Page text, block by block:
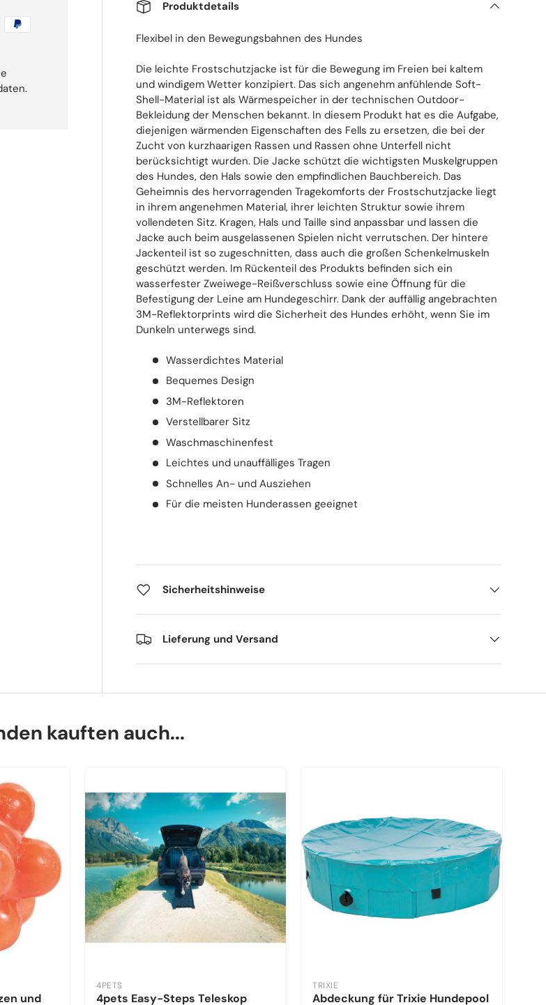
Produktdetails
Flexibel in den Bewegungsbahnen des Hundes
Die leichte Frostschutzjacke ist für die Bewegung im Freien bei kaltem
und windigem Wetter konzipiert. Das sich angenehm anfühlende Soft-
Shell-Material ist als Wärmespeicher in der technischen Outdoor-
Bekleidung der Menschen bekannt. In diesem Produkt hat es die Aufgabe,
diejenigen wärmenden Eigenschaften des Fells zu ersetzen, die bei der
Zucht von kurzhaarigen Rassen und Rassen ohne Unterfell nicht
berücksichtigt wurden. Die Jacke schützt die wichtigsten Muskelgruppen
des Hundes, den Hals sowie den empfindlichen Bauchbereich. Das
Geheimnis des hervorragenden Tragekomforts der Frostschutzjacke liegt
in ihrem angenehmen Material, ihrer leichten Struktur sowie ihrem
vollendeten Sitz. Kragen, Hals und Taille sind anpassbar und lassen die
Jacke auch beim ausgelassenen Spielen nicht verrutschen. Der hintere
Jackenteil ist so zugeschnitten, dass auch die großen Schenkelmuskeln
geschützt werden. Im Rückenteil des Produkts befinden sich ein
wasserfester Zweiwege-Reißverschluss sowie eine Öffnung für die
Befestigung der Leine am Hundegeschirr. Dank der auffällig angebrachten
3M-Reflektorprints wird die Sicherheit des Hundes erhöht, wenn Sie im
Dunkeln unterwegs sind.
Wasserdichtes Material
Bequemes Design
3M-Reflektoren
Verstellbarer Sitz
Waschmaschinenfest
Leichtes und unauffälliges Tragen
Schnelles An- und Ausziehen
Für die meisten Hunderassen geeignet
Sicherheitshinweise
Lieferung und Versand
kauften auch...
und
4PETS
4pets Easy-Steps Teleskop
TRIXIE
Abdeckung für Trixie Hundepool